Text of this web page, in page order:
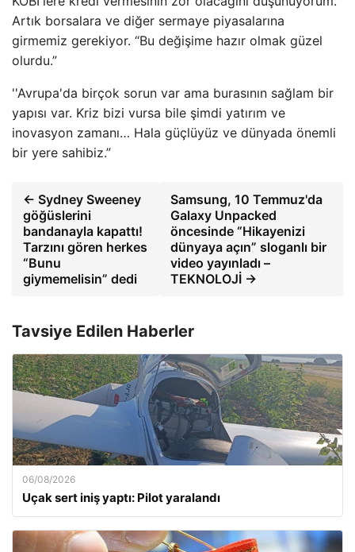
Artık borsalara ve diğer sermaye piyasalarına
girmemiz gerekiyor. “Bu değişime hazır olmak güzel
olurdu.”
''Avrupa'da birçok sorun var ama burasının sağlam bir
yapısı var. Kriz bizi vursa bile şimdi yatırım ve
inovasyon zamanı… Hala güçlüyüz ve dünyada önemli
bir yere sahibiz.”
← Sydney Sweeney
göğüslerini
bandanayla kapattı!
Tarzını gören herkes
“Bunu
giymemelisin” dedi
Samsung, 10 Temmuz'da
Galaxy Unpacked
öncesinde “Hikayenizi
dünyaya açın” sloganlı bir
video yayınladı –
TEKNOLOJİ →
Tavsiye Edilen Haberler
06/08/2026
Uçak sert iniş yaptı: Pilot yaralandı